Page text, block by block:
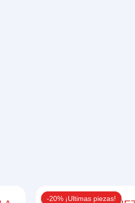
-20% ¡Ultimas piezas!
-20% ¡Ultimas piezas!